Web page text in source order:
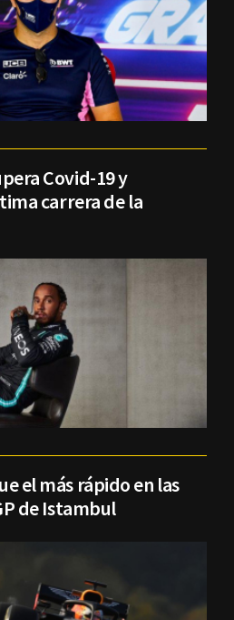
Covid-19 y
carrera de la
el más rápido en las
de Istambul